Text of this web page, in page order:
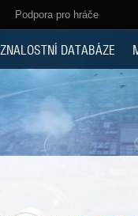
Podpora pro hráče
ZNALOSTNÍ DATABÁZE